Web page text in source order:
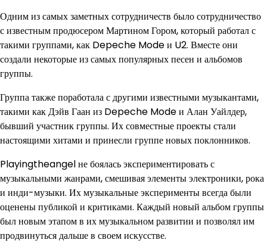
Одним из самых заметных сотрудничеств было сотрудничество
с известным продюсером Мартином Гором, который работал с
такими группами, как Depeche Mode и U2. Вместе они
создали некоторые из самых популярных песен и альбомов
группы.
Группа также поработала с другими известными музыкантами,
такими как Дэйв Гаан из Depeche Mode и Алан Уайлдер,
бывший участник группы. Их совместные проекты стали
настоящими хитами и принесли группе новых поклонников.
Playingtheangel не боялась экспериментировать с
музыкальными жанрами, смешивая элементы электроники, рока
и инди-музыки. Их музыкальные эксперименты всегда были
оценены публикой и критиками. Каждый новый альбом группы
был новым этапом в их музыкальном развитии и позволял им
продвинуться дальше в своем искусстве.